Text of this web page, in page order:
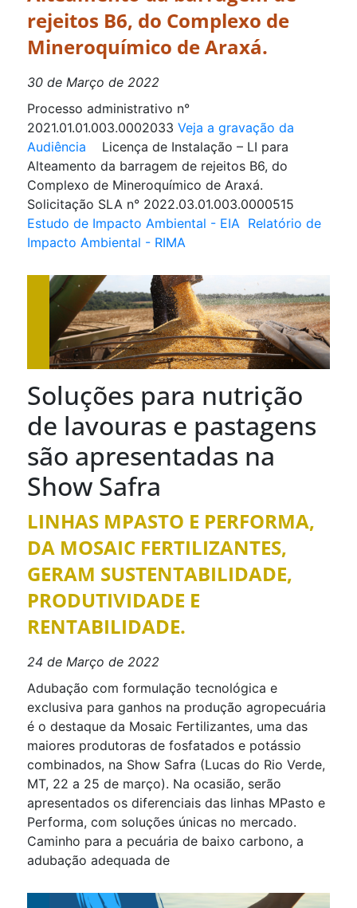
rejeitos B6, do Complexo de
Mineroquímico de Araxá.
30 de Março de 2022
Processo administrativo n°
2021.01.01.003.0002033 Veja a gravação da
Audiência
Licença de Instalação – LI para
Alteamento da barragem de rejeitos B6, do
Complexo de Mineroquímico de Araxá.
Solicitação SLA n° 2022.03.01.003.0000515
Estudo de Impacto Ambiental - EIA Relatório de
Impacto Ambiental - RIMA
Soluções para nutrição
de lavouras e pastagens
são apresentadas na
Show Safra
LINHAS MPASTO E PERFORMA,
DA MOSAIC FERTILIZANTES,
GERAM SUSTENTABILIDADE,
PRODUTIVIDADE E
RENTABILIDADE.
24 de Março de 2022
Adubação com formulação tecnológica e
exclusiva para ganhos na produção agropecuária
é o destaque da Mosaic Fertilizantes, uma das
maiores produtoras de fosfatados e potássio
combinados, na Show Safra (Lucas do Rio Verde,
MT, 22 a 25 de março). Na ocasião, serão
apresentados os diferenciais das linhas MPasto e
Performa, com soluções únicas no mercado.
Caminho para a pecuária de baixo carbono, a
adubação adequada de